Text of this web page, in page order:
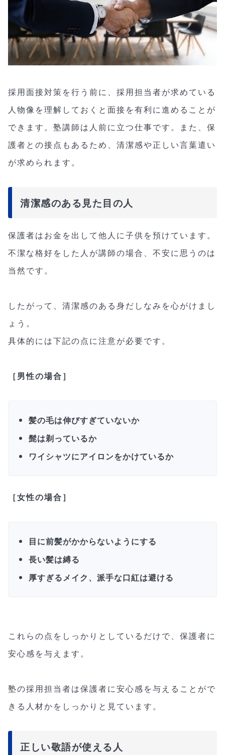
採用面接対策を行う前に、採用担当者が求めている
人物像を理解しておくと面接を有利に進めることが
できます。塾講師は人前に立つ仕事です。また、保
護者との接点もあるため、清潔感や正しい言葉遣い
が求められます。
清潔感のある見た目の人
保護者はお金を出して他人に子供を預けています。
不潔な格好をした人が講師の場合、不安に思うのは
当然です。
したがって、清潔感のある身だしなみを心がけまし
ょう。
具体的には下記の点に注意が必要です。
［男性の場合］
髪の毛は伸びすぎていないか
髭は剃っているか
ワイシャツにアイロンをかけているか
［女性の場合］
目に前髪がかからないようにする
長い髪は縛る
厚すぎるメイク、派手な口紅は避ける
これらの点をしっかりとしているだけで、保護者に
安心感を与えます。
塾の採用担当者は保護者に安心感を与えることがで
きる人材かをしっかりと見ています。
正しい敬語が使える人